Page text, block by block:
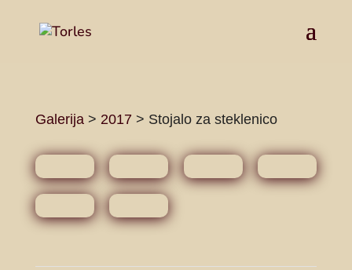
Galerija> 2017> Stojalo za steklenico